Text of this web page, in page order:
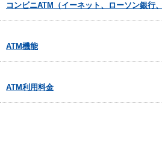
コンビニATM（イーネット、ローソン銀行
ATM機能
ATM利用料金